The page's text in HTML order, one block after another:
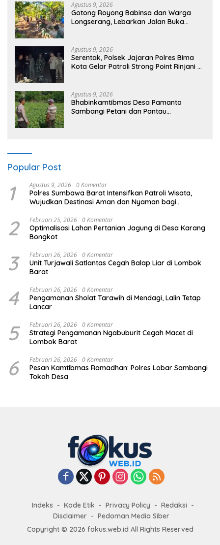
Agustus 9, 2026
Gotong Royong Babinsa dan Warga
Longserang, Lebarkan Jalan Buka
Agustus 9, 2026
Serentak, Polsek Jajaran Polres Bima
Kota Gelar Patroli Strong Point Rinjani di
Agustus 9, 2026
Bhabinkamtibmas Desa Pamanto
Sambangi Petani dan Pantau
Popular Post
1 Agustus 9, 2026 0 Komentar
Polres Sumbawa Barat Intensifkan Patroli Wisata,
Wujudkan Destinasi Aman dan Nyaman bagi
2 Februari 25, 2026 0 Komentar
Optimalisasi Lahan Pertanian Jagung di Desa Karang
Bongkot
3 Februari 26, 2026 0 Komentar
Unit Turjawali Satlantas Cegah Balap Liar di Lombok
Barat
4 Februari 26, 2026 0 Komentar
Pengamanan Sholat Tarawih di Mendagi, Lalin Tetap
Lancar
5 Februari 26, 2026 0 Komentar
Strategi Pengamanan Ngabuburit Cegah Macet di
Lombok Barat
6 Februari 26, 2026 0 Komentar
Pesan Kamtibmas Ramadhan: Polres Lobar Sambangi
Tokoh Desa
Indeks Kode Etik Privacy Policy
Redaksi
Disclaimer
Pedoman Media Siber
Copyright © 2026 fokus.web.id All Rights Reserved